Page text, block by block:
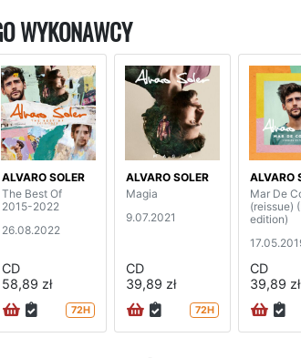
WYKONAWCY
ALVARO SOLER
The Best Of
2015-2022
26.08.2022
CD
58,89 zł
72H
ALVARO SOLER
Magia
9.07.2021
CD
39,89 zł
72H
ALVARO
Mar De
(reissue)
edition)
CD
39,89 zł